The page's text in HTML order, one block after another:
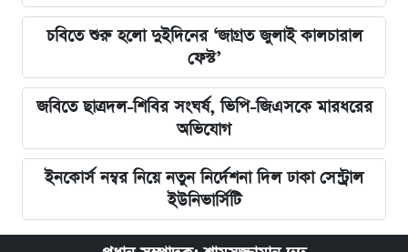
চবিতে শুরু হলো দুইদিনের ‘জাগ্রত জুলাই কালচারাল
ফেস্ট’
জবিতে ছাত্রদল-শিবির সংঘর্ষ, ভিপি-জিএসকে মারধরের
অভিযোগ
ইনকোর্স নম্বর নিয়ে নতুন নির্দেশনা দিল ঢাকা সেন্ট্রাল
ইউনিভার্সিটি